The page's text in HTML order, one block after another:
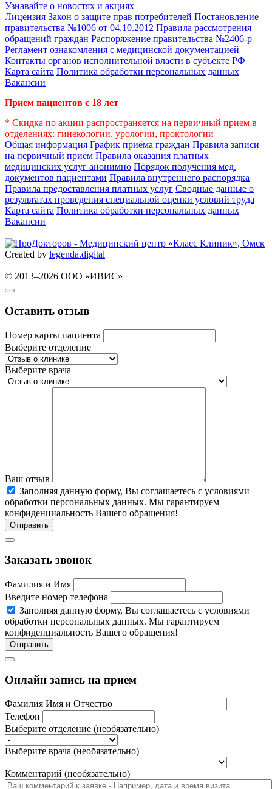
Узнавайте о новостях и акциях
Лицензия Закон о защите прав потребителей Постановление
правительства №1006 от 04.10.2012 Правила рассмотрения
обращений граждан Распоряжение правительства №2406-р
Регламент ознакомления с медицинской документацией
Контакты органов исполнительной власти в субъекте РФ
Карта сайта Политика обработки персональных данных
Вакансии
Прием пациентов с 18 лет
* Скидка по акции распространяется на первичный прием в
отделениях: гинекологии, урологии, проктологии
Общая информация График приёма граждан Правила записи
на первичный приём Правила оказания платных
медицинских услуг анонимно Порядок получения мед.
документов пациентами Правила внутреннего распорядка
Правила предоставления платных услуг Сводные данные о
результатах проведения специальной оценки условий труда
Карта сайта Политика обработки персональных данных
Вакансии
Created by legenda.digital
© 2013–2026 ООО «ИВИС»
Оставить отзыв
Номер карты пациента
Выберите отделение
Выберите врача
Ваш отзыв
Заполняя данную форму, Вы соглашаетесь c условиями
обработки персональных данных. Мы гарантируем
конфиденциальность Вашего обращения!
Отправить
Заказать звонок
Фамилия и Имя
Введите номер телефона
Заполняя данную форму, Вы соглашаетесь c условиями
обработки персональных данных. Мы гарантируем
конфиденциальность Вашего обращения!
Отправить
Онлайн запись на прием
Фамилия Имя и Отчество
Телефон
Выберите отделение (необязательно)
Выберите врача (необязательно)
Комментарий (необязательно)